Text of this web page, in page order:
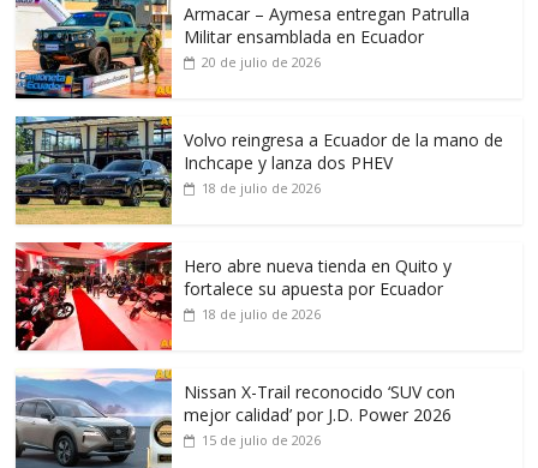
Armacar – Aymesa entregan Patrulla
Militar ensamblada en Ecuador
20 de julio de 2026
Volvo reingresa a Ecuador de la mano de
Inchcape y lanza dos PHEV
18 de julio de 2026
Hero abre nueva tienda en Quito y
fortalece su apuesta por Ecuador
18 de julio de 2026
Nissan X-Trail reconocido ‘SUV con
mejor calidad’ por J.D. Power 2026
15 de julio de 2026